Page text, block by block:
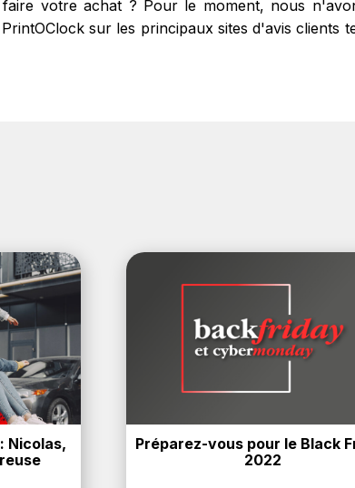
votre achat ? Pour le moment, nous
sur les principaux sites d'avis clients
Nicolas,
Préparez-vous pour le Black
2022